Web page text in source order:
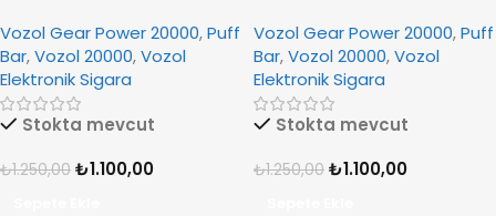
Vozol Gear Power 20000,Puff
Bar,Vozol 20000,Vozol
Elektronik Sigara
Stokta mevcut
₺1.250,00 ₺1.100,00
Vozol Gear Power 20000,Puff
Bar,Vozol 20000,Vozol
Elektronik Sigara
Stokta mevcut
₺1.250,00 ₺1.100,00